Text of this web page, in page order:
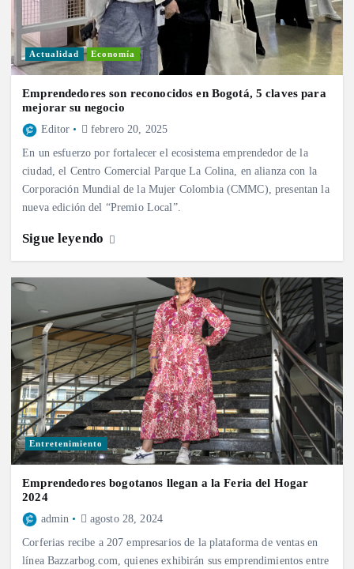
Actualidad Economía
Emprendedores son reconocidos en Bogotá, 5 claves para
mejorar su negocio
Editor febrero 20, 2025
En un esfuerzo por fortalecer el ecosistema emprendedor de la
ciudad, el Centro Comercial Parque La Colina, en alianza con la
Corporación Mundial de la Mujer Colombia (CMMC), presentan la
nueva edición del “Premio Local”.
Sigue leyendo
Entretenimiento
Emprendedores bogotanos llegan a la Feria del Hogar
2024
admin agosto 28, 2024
Corferias recibe a 207 empresarios de la plataforma de ventas en
línea Bazzarbog.com, quienes exhibirán sus emprendimientos entre